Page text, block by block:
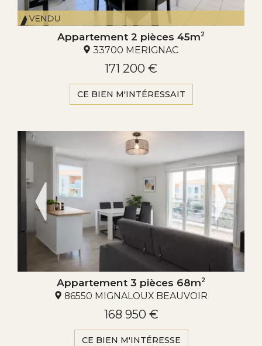
Appartement 2 pièces 45m2
33700 MERIGNAC
171 200 €
CE BIEN M'INTÉRESSAIT
Appartement 3 pièces 68m2
86550 MIGNALOUX BEAUVOIR
168 950 €
CE BIEN M'INTÉRESSE